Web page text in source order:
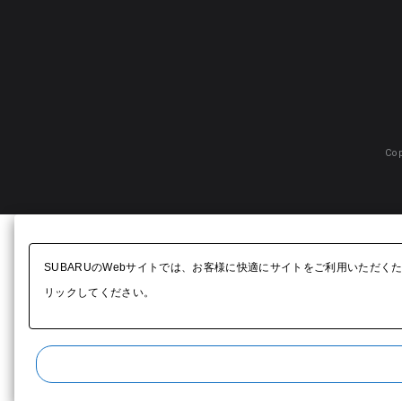
SUBARUのWebサイトでは、お客様に快適にサイトをご利用いただく
リックしてください。​